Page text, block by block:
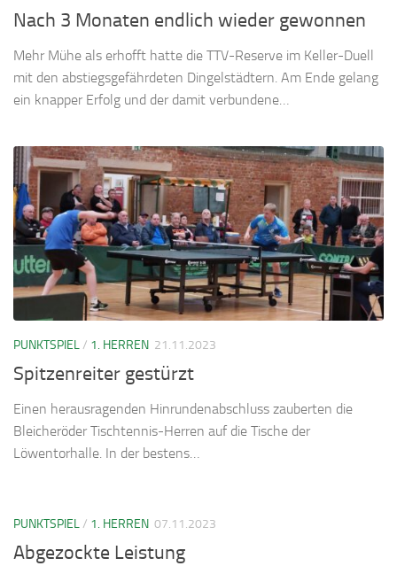
Nach 3 Monaten endlich wieder gewonnen
Mehr Mühe als erhofft hatte die TTV-Reserve im Keller-Duell
mit den abstiegsgefährdeten Dingelstädtern. Am Ende gelang
ein knapper Erfolg und der damit verbundene…
PUNKTSPIEL/ 1. HERREN 21.11.2023
Spitzenreiter gestürzt
Einen herausragenden Hinrundenabschluss zauberten die
Bleicheröder Tischtennis-Herren auf die Tische der
Löwentorhalle. In der bestens…
PUNKTSPIEL/ 1. HERREN 07.11.2023
Abgezockte Leistung